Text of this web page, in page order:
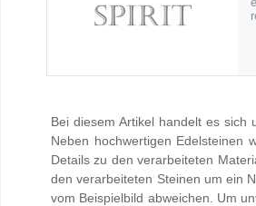
Bei diesem Artikel handelt es sich
Neben hochwertigen Edelsteinen
Details zu den verarbeiteten
den verarbeiteten Steinen um ein
vom Beispielbild abweichen. Um